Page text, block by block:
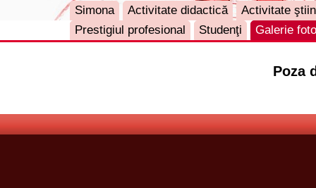
Simona Activitate didactică
Activitate
Prestigiul profesional
Studenţi Galerie foto
Poza